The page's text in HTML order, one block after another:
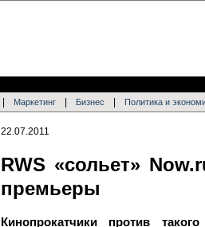
Маркетинг Бизнес Политика и
22.07.2011
RWS «сольет»
премьеры
Кинопрокатчики против